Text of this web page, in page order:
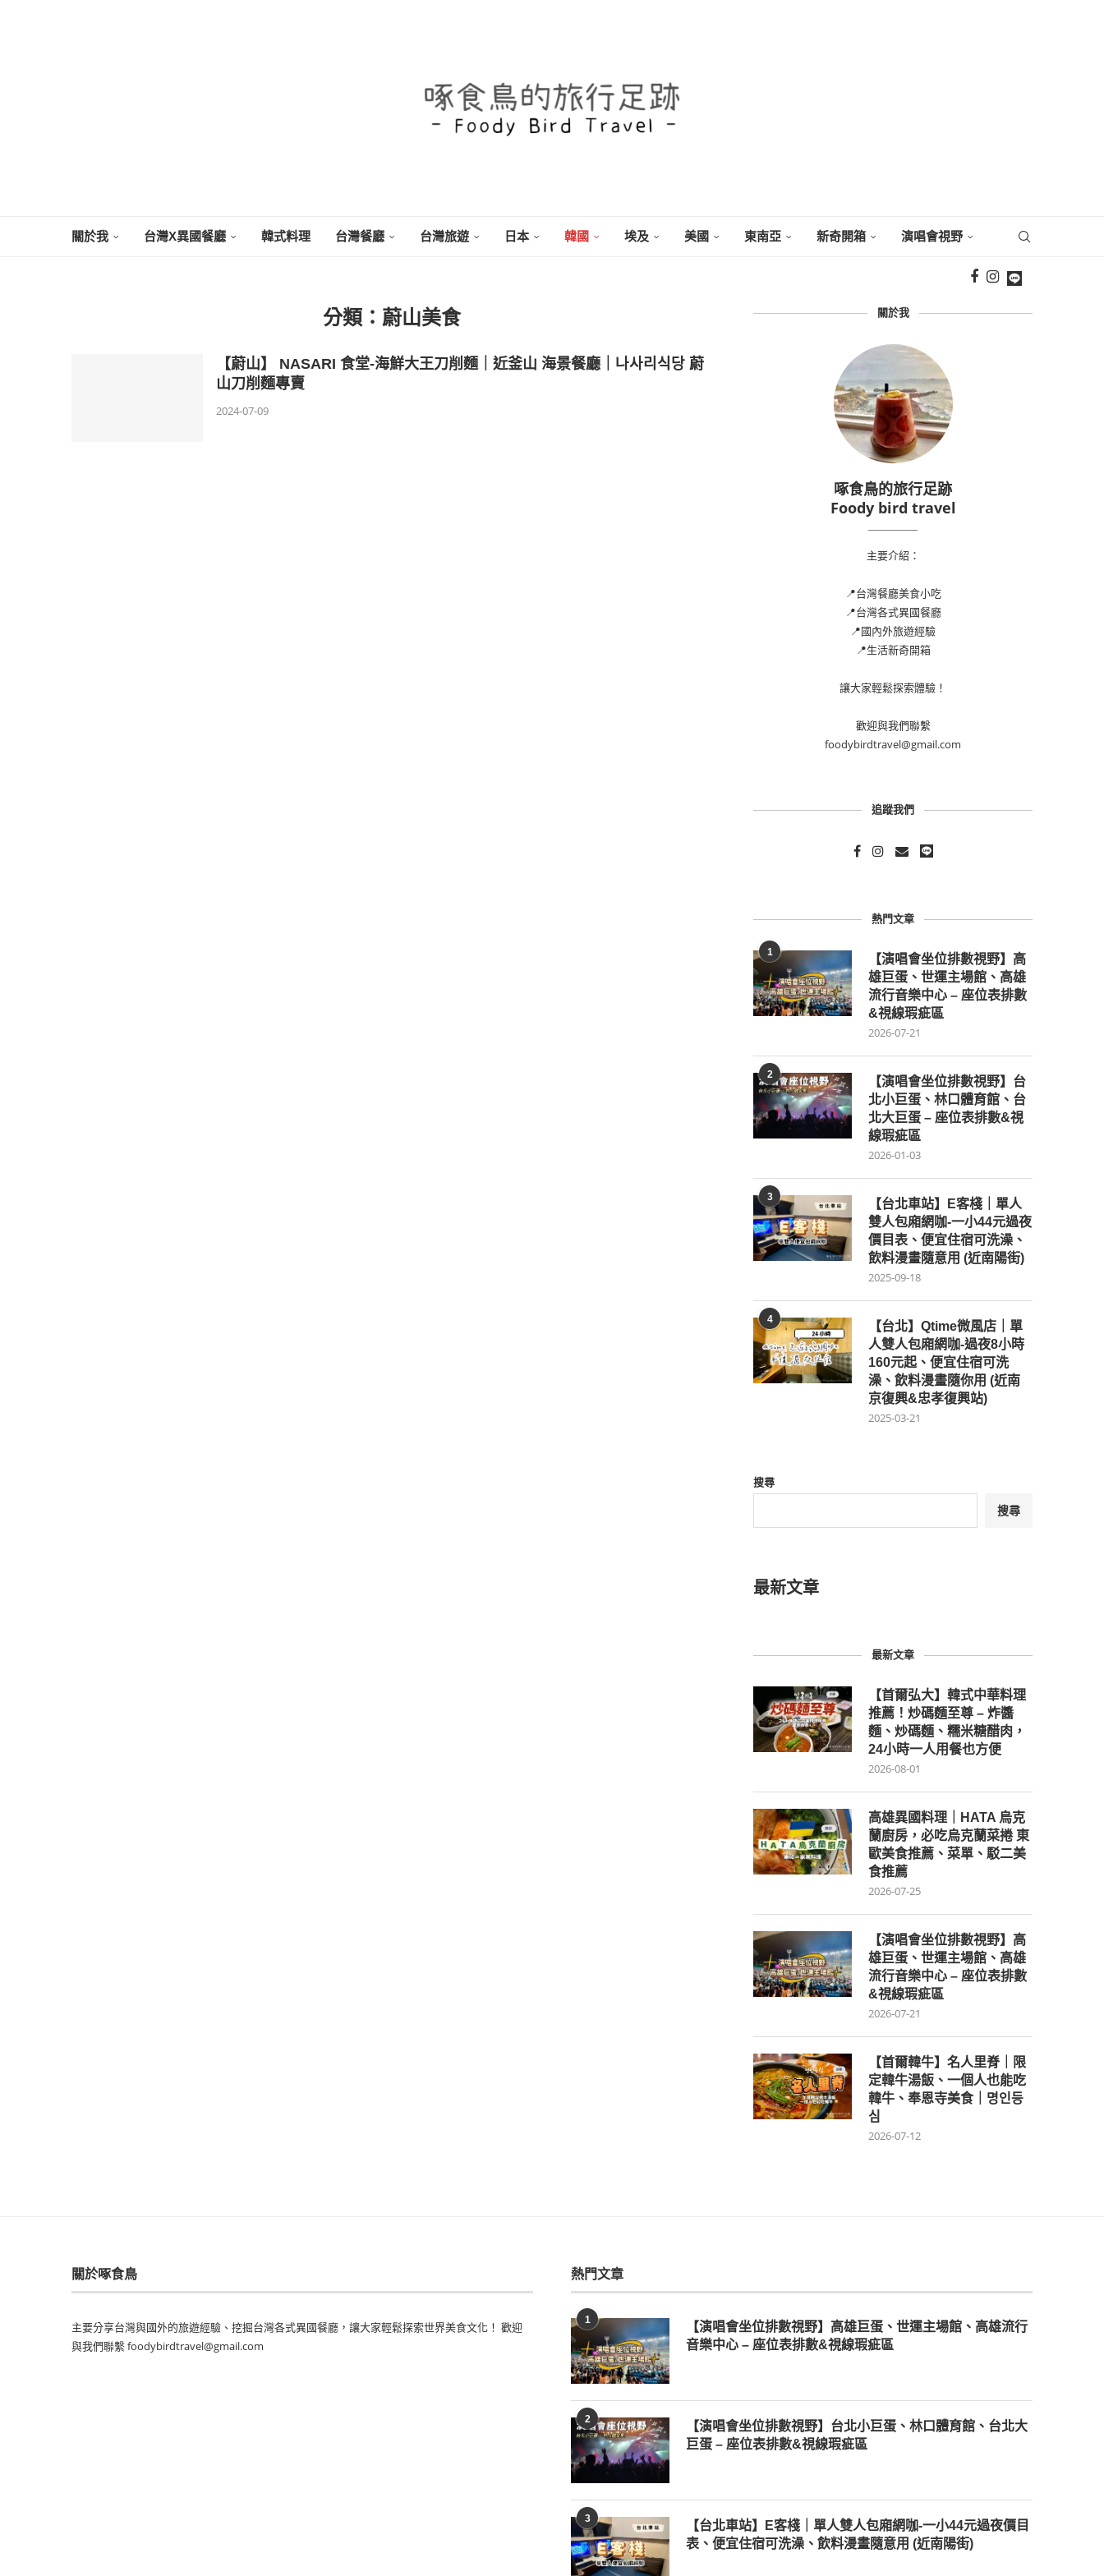
關於我 台灣X異國餐廳 韓式料理 台灣餐廳 台灣旅遊 日本 韓國 埃及 美國 東南亞 新奇開箱 演唱會視野
分類： 蔚山美食
【蔚山】 NASARI 食堂-海鮮大王刀削麵｜近釜山 海景餐廳｜나사리식당 蔚
山刀削麵專賣
2024-07-09
關於我
啄食鳥的旅行足跡
Foody bird travel
主要介紹：
📍台灣餐廳美食小吃
📍台灣各式異國餐廳
📍國內外旅遊經驗
📍生活新奇開箱
讓大家輕鬆探索體驗！
歡迎與我們聯繫
foodybirdtravel@gmail.com
追蹤我們
熱門文章
1
【演唱會坐位排數視野】高
雄巨蛋、世運主場館、高雄
流行音樂中心 – 座位表排數
&視線瑕疵區
2026-07-21
2
【演唱會坐位排數視野】台
北小巨蛋、林口體育館、台
北大巨蛋 – 座位表排數&視
線瑕疵區
2026-01-03
3
【台北車站】E客棧｜單人
雙人包廂網咖-一小44元過夜
價目表、便宜住宿可洗澡、
飲料漫畫隨意用 (近南陽街)
2025-09-18
4
【台北】Qtime微風店｜單
人雙人包廂網咖-過夜8小時
160元起、便宜住宿可洗
澡、飲料漫畫隨你用 (近南
京復興&忠孝復興站)
2025-03-21
搜尋
搜尋
最新文章
最新文章
【首爾弘大】韓式中華料理
推薦！炒碼麵至尊 – 炸醬
麵、炒碼麵、糯米糖醋肉，
24小時一人用餐也方便
2026-08-01
高雄異國料理｜HATA 烏克
蘭廚房，必吃烏克蘭菜捲 東
歐美食推薦、菜單、駁二美
食推薦
2026-07-25
【演唱會坐位排數視野】高
雄巨蛋、世運主場館、高雄
流行音樂中心 – 座位表排數
&視線瑕疵區
2026-07-21
【首爾韓牛】名人里脊｜限
定韓牛湯飯、一個人也能吃
韓牛、奉恩寺美食｜명인등
심
2026-07-12
關於啄食鳥
主要分享台灣與國外的旅遊經驗、挖掘台灣各式異國餐廳，讓大家輕鬆探索世界美食文化！ 歡迎
與我們聯繫 foodybirdtravel@gmail.com
熱門文章
1
【演唱會坐位排數視野】高雄巨蛋、世運主場館、高雄流行
音樂中心 – 座位表排數&視線瑕疵區
2
【演唱會坐位排數視野】台北小巨蛋、林口體育館、台北大
巨蛋 – 座位表排數&視線瑕疵區
3
【台北車站】E客棧｜單人雙人包廂網咖-一小44元過夜價目
表、便宜住宿可洗澡、飲料漫畫隨意用 (近南陽街)